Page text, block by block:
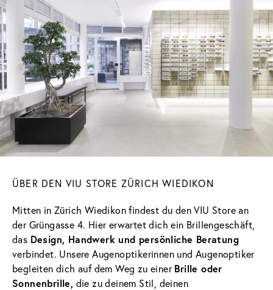
ÜBER DEN VIU STORE ZÜRICH WIEDIKON
Mitten in Zürich Wiedikon findest du den VIU Store an
der Grüngasse 4. Hier erwartet dich ein Brillengeschäft,
das Design, Handwerk und persönliche Beratung
verbindet. Unsere Augenoptikerinnen und Augenoptiker
begleiten dich auf dem Weg zu einerBrille oder
Sonnenbrille, die zu deinem Stil, deinen